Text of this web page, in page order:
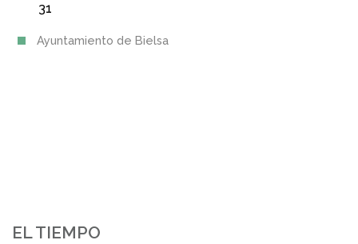
31
Ayuntamiento de Bielsa
EL TIEMPO